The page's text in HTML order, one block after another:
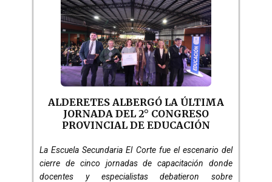
ALDERETES ALBERGÓ LA ÚLTIMA
JORNADA DEL 2° CONGRESO
PROVINCIAL DE EDUCACIÓN
La Escuela Secundaria El Corte fue el escenario del
cierre de cinco jornadas de capacitación donde
docentes y especialistas debatieron sobre